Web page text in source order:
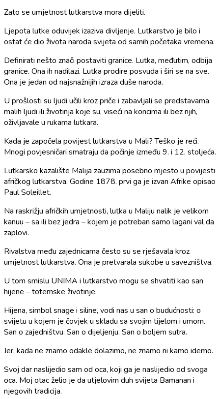
Zato se umjetnost lutkarstva mora dijeliti.
Ljepota lutke oduvijek izaziva divljenje. Lutkarstvo je bilo i
ostat će dio života naroda svijeta od samih početaka vremena.
Definirati nešto znači postaviti granice. Lutka, međutim, odbija
granice. Ona ih nadilazi. Lutka prodire posvuda i širi se na sve.
Ona je jedan od najsnažnijih izraza duše naroda.
U prošlosti su ljudi učili kroz priče i zabavljali se predstavama
malih ljudi ili životinja koje su, viseći na koncima ili bez njih,
oživljavale u rukama lutkara.
Kada je započela povijest lutkarstva u Mali? Teško je reći.
Mnogi povjesničari smatraju da počinje između 9. i 12. stoljeća.
Lutkarsko kazalište Malija zauzima posebno mjesto u povijesti
afričkog lutkarstva. Godine 1878. prvi ga je izvan Afrike opisao
Paul Soleillet.
Na raskrižju afričkih umjetnosti, lutka u Maliju nalik je velikom
kanuu – sa ili bez jedra – kojem je potreban samo lagani val da
zaplovi.
Rivalstva među zajednicama često su se rješavala kroz
umjetnost lutkarstva. Ona je pretvarala sukobe u savezništva.
U tom smislu UNIMA i lutkarstvo mogu se shvatiti kao san
hijene – totemske životinje.
Hijena, simbol snage i siline, vodi nas u san o budućnosti: o
svijetu u kojem je čovjek u skladu sa svojim tijelom i umom.
San o zajedništvu. San o dijeljenju. San o boljem sutra.
Jer, kada ne znamo odakle dolazimo, ne znamo ni kamo idemo.
Svoj dar naslijedio sam od oca, koji ga je naslijedio od svoga
oca. Moj otac želio je da utjelovim duh svijeta Bamanan i
njegovih tradicija.